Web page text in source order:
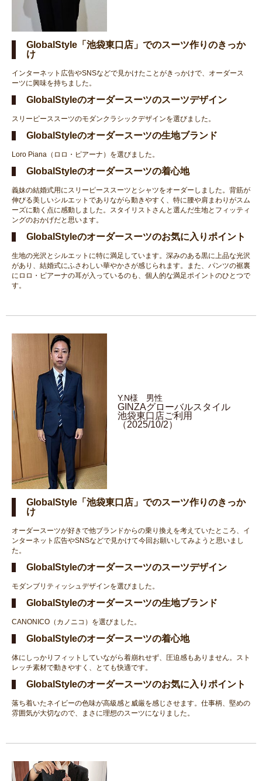
GlobalStyle「池袋東口店」でのスーツ作りのきっか
け
インターネット広告やSNSなどで見かけたことがきっかけで、オーダース
ーツに興味を持ちました。
GlobalStyleのオーダースーツのスーツデザイン
スリーピーススーツのモダンクラシックデザインを選びました。
GlobalStyleのオーダースーツの生地ブランド
Loro Piana（ロロ・ピアーナ）を選びました。
GlobalStyleのオーダースーツの着心地
義妹の結婚式用にスリーピーススーツとシャツをオーダーしました。背筋が
伸びる美しいシルエットでありながら動きやすく、特に腰や肩まわりがスム
ーズに動く点に感動しました。スタイリストさんと選んだ生地とフィッティ
ングのおかげだと思います。
GlobalStyleのオーダースーツのお気に入りポイント
生地の光沢とシルエットに特に満足しています。深みのある黒に上品な光沢
があり、結婚式にふさわしい華やかさが感じられます。また、パンツの裾裏
にロロ・ピアーナの耳が入っているのも、個人的な満足ポイントのひとつで
す。
Y.N様 男性
GINZAグローバルスタイル
池袋東口店ご利用
（2025/10/2）
GlobalStyle「池袋東口店」でのスーツ作りのきっか
け
オーダースーツが好きで他ブランドからの乗り換えを考えていたところ、イ
ンターネット広告やSNSなどで見かけて今回お願いしてみようと思いまし
た。
GlobalStyleのオーダースーツのスーツデザイン
モダンブリティッシュデザインを選びました。
GlobalStyleのオーダースーツの生地ブランド
CANONICO（カノニコ）を選びました。
GlobalStyleのオーダースーツの着心地
体にしっかりフィットしていながら着崩れせず、圧迫感もありません。スト
レッチ素材で動きやすく、とても快適です。
GlobalStyleのオーダースーツのお気に入りポイント
落ち着いたネイビーの色味が高級感と威厳を感じさせます。仕事柄、堅めの
雰囲気が大切なので、まさに理想のスーツになりました。